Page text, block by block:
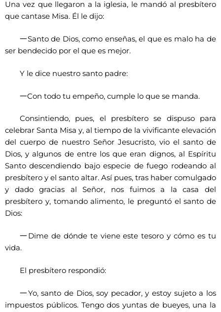
Una vez que llegaron a la iglesia, le mandó al presbítero
que cantase Misa. Él le dijo:
一Santo de Dios, como enseñas, el que es malo ha de
ser bendecido por el que es mejor.
Y le dice nuestro santo padre:
一Con todo tu empeño, cumple lo que se manda.
Consintiendo, pues, el presbítero se dispuso para
celebrar Santa Misa y, al tiempo de la vivificante elevación
del cuerpo de nuestro Señor Jesucristo, vio el santo de
Dios, y algunos de entre los que eran dignos, al Espíritu
Santo descendiendo bajo especie de fuego rodeando al
presbítero y el santo altar. Así pues, tras haber comulgado
y dado gracias al Señor, nos fuimos a la casa del
presbítero y, tomando alimento, le preguntó el santo de
Dios:
一 Dime de dónde te viene este tesoro y cómo es tu
vida.
El presbítero respondió:
一Yo, santo de Dios, soy pecador, y estoy sujeto a los
impuestos públicos. Tengo dos yuntas de bueyes, una la